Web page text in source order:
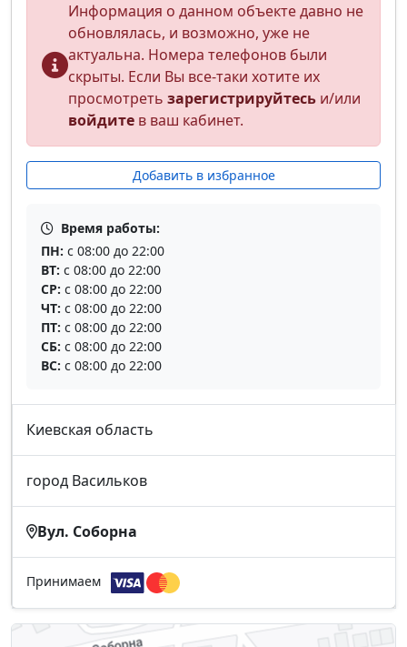
Информация о данном объекте давно не
обновлялась, и возможно, уже не
актуальна. Номера телефонов были
скрыты. Если Вы все-таки хотите их
просмотреть зарегистрируйтесь и/или
войдите в ваш кабинет.
Добавить в избранное
Время работы:
ПН: с 08:00 до 22:00
ВТ: с 08:00 до 22:00
СР: с 08:00 до 22:00
ЧТ: с 08:00 до 22:00
ПТ: с 08:00 до 22:00
СБ: с 08:00 до 22:00
ВС: с 08:00 до 22:00
Киевская область
город Васильков
Вул. Соборна
Принимаем